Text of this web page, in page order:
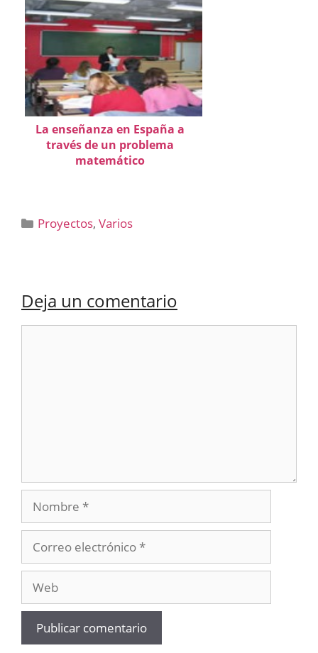
La enseñanza en España a
través de un problema
matemático
Categorías
Proyectos,Varios
Deja un comentario
Nombre
electrónico